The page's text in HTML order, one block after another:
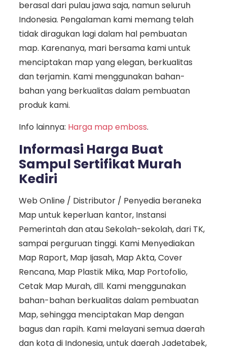
berasal dari pulau jawa saja, namun seluruh
Indonesia. Pengalaman kami memang telah
tidak diragukan lagi dalam hal pembuatan
map. Karenanya, mari bersama kami untuk
menciptakan map yang elegan, berkualitas
dan terjamin. Kami menggunakan bahan-
bahan yang berkualitas dalam pembuatan
produk kami.
Info lainnya: Harga map emboss.
Informasi Harga Buat
Sampul Sertifikat Murah
Kediri
Web Online / Distributor / Penyedia beraneka
Map untuk keperluan kantor, Instansi
Pemerintah dan atau Sekolah-sekolah, dari TK,
sampai perguruan tinggi. Kami Menyediakan
Map Raport, Map Ijasah, Map Akta, Cover
Rencana, Map Plastik Mika, Map Portofolio,
Cetak Map Murah, dll. Kami menggunakan
bahan-bahan berkualitas dalam pembuatan
Map, sehingga menciptakan Map dengan
bagus dan rapih. Kami melayani semua daerah
dan kota di Indonesia, untuk daerah Jadetabek,